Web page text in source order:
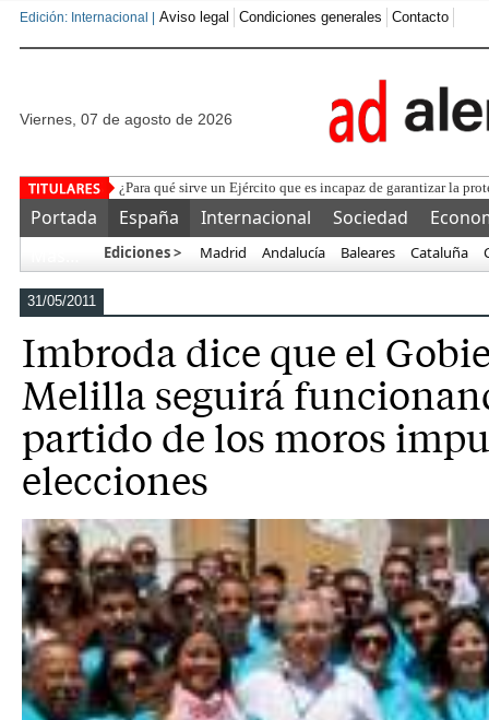
Edición: Internacional | Aviso legal Condiciones generales Contacto
viernes, 07 de agosto de 2026
La
Portada España Internacional Sociedad
Ediciones > Madrid Andalucía Baleares Cataluña
31/05/2011
Imbroda dice que el
Melilla seguirá
partido de los moros
elecciones